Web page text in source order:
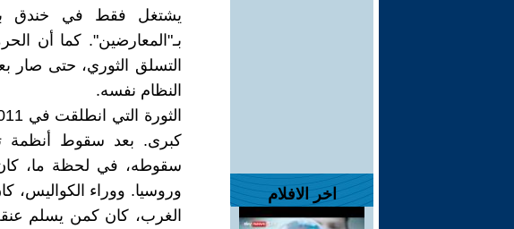
اخر الافلام
يشتغل فقط في خندق
بـ"المعارضين". كما أن
التسلق الثوري، حتى صار
النظام نفسه.
كبرى. بعد سقوط أنظمة
سقوطه، في لحظة ما، كان
وروسيا. ووراء
الغرب، كان كمن يسلم